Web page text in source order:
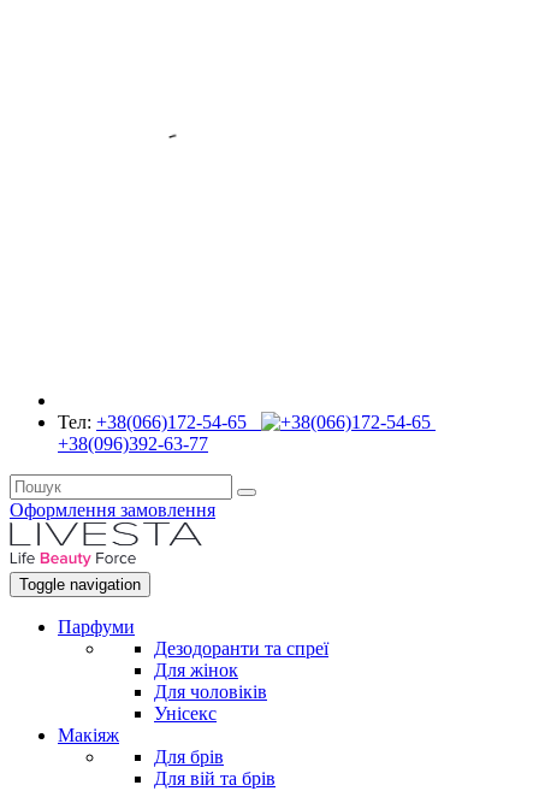
Тел: +38(066)172-54-65
+38(096)392-63-77
Оформлення замовлення
Toggle navigation
Парфуми
Дезодоранти та спреї
Для жінок
Для чоловіків
Унісекс
Макіяж
Для брів
Для вій та брів